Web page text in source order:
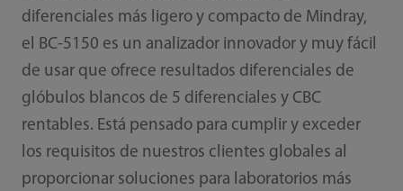
diferenciales más ligero y compacto de Mindray,
el BC-5150 es un analizador innovador y muy fácil
de usar que ofrece resultados diferenciales de
glóbulos blancos de 5 diferenciales y CBC
rentables. Está pensado para cumplir y exceder
los requisitos de nuestros clientes globales al
proporcionar soluciones para laboratorios más